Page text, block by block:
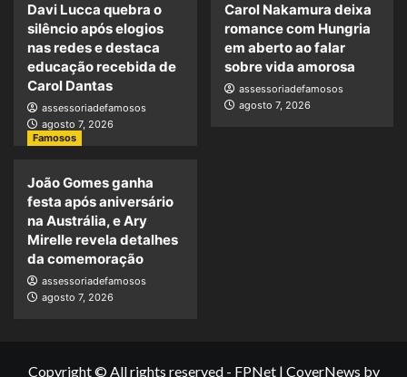
Davi Lucca quebra o
silêncio após elogios
nas redes e destaca
educação recebida de
Carol Dantas
assessoriadefamosos
agosto 7, 2026
Carol Nakamura deixa
romance com Hungria
em aberto ao falar
sobre vida amorosa
assessoriadefamosos
agosto 7, 2026
Famosos
João Gomes ganha
festa após aniversário
na Austrália, e Ary
Mirelle revela detalhes
da comemoração
assessoriadefamosos
agosto 7, 2026
Copyright © All rights reserved - FPNet | CoverNews by